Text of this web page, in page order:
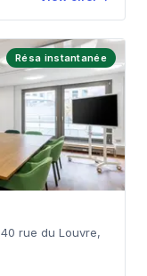
Résa instantanée
40 rue du Louvre,